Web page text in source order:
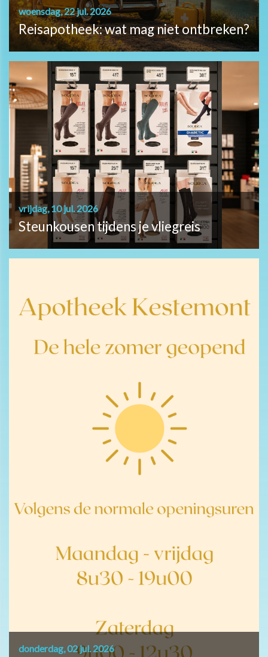
woensdag, 22 jul. 2026
Reisapotheek: wat mag niet ontbreken?
vrijdag, 10 jul. 2026
Steunkousen tijdens je vliegreis
donderdag, 02 jul. 2026